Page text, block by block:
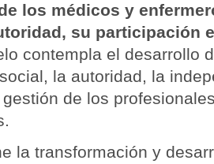
los médicos y
su participación
contempla el desarrollo
la autoridad, la
de los
la transformación y